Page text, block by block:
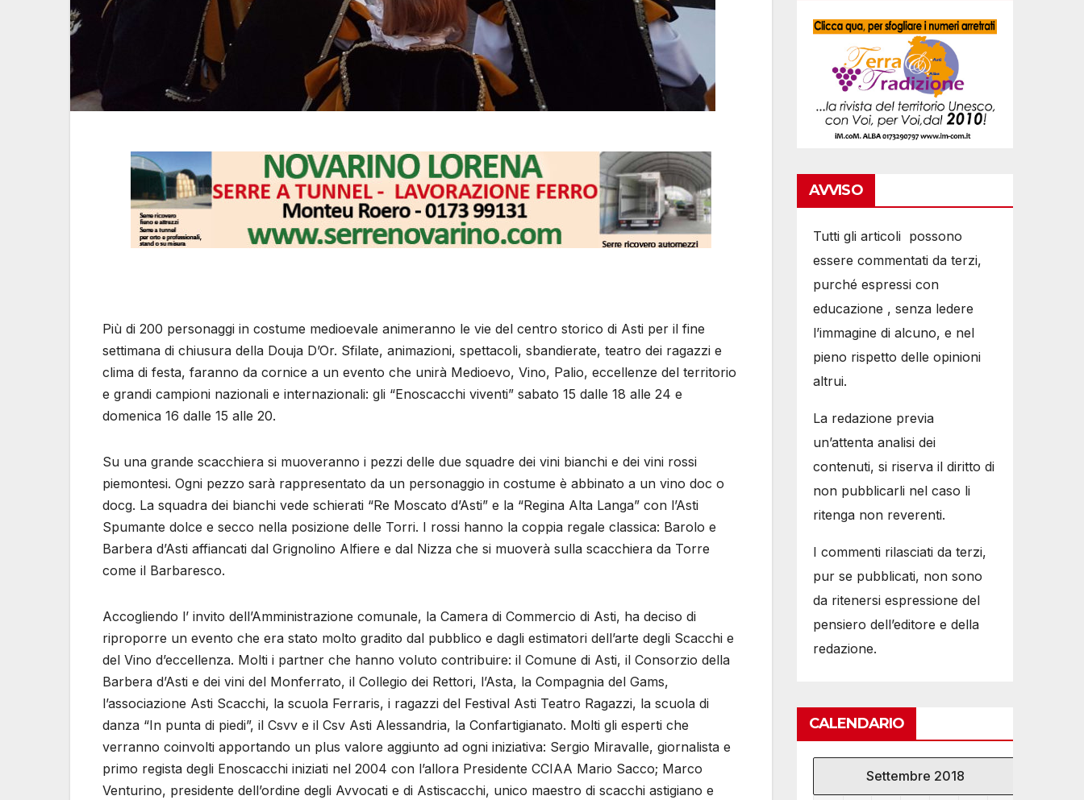
Più di 200 personaggi in costume medioevale animeranno le vie del centro storico di Asti per il fine
settimana di chiusura della Douja D’Or. Sfilate, animazioni, spettacoli, sbandierate, teatro dei ragazzi e
clima di festa, faranno da cornice a un evento che unirà Medioevo, Vino, Palio, eccellenze del territorio
e grandi campioni nazionali e internazionali: gli “Enoscacchi viventi” sabato 15 dalle 18 alle 24 e
domenica 16 dalle 15 alle 20.
Su una grande scacchiera si muoveranno i pezzi delle due squadre dei vini bianchi e dei vini rossi
piemontesi. Ogni pezzo sarà rappresentato da un personaggio in costume è abbinato a un vino doc o
docg. La squadra dei bianchi vede schierati “Re Moscato d’Asti” e la “Regina Alta Langa” con l’Asti
Spumante dolce e secco nella posizione delle Torri. I rossi hanno la coppia regale classica: Barolo e
Barbera d’Asti affiancati dal Grignolino Alfiere e dal Nizza che si muoverà sulla scacchiera da Torre
come il Barbaresco.
Accogliendo l’ invito dell’Amministrazione comunale, la Camera di Commercio di Asti, ha deciso di
riproporre un evento che era stato molto gradito dal pubblico e dagli estimatori dell’arte degli Scacchi e
del Vino d’eccellenza. Molti i partner che hanno voluto contribuire: il Comune di Asti, il Consorzio della
Barbera d’Asti e dei vini del Monferrato, il Collegio dei Rettori, l’Asta, la Compagnia del Gams,
l’associazione Asti Scacchi, la scuola Ferraris, i ragazzi del Festival Asti Teatro Ragazzi, la scuola di
danza “In punta di piedi”, il Csvv e il Csv Asti Alessandria, la Confartigianato. Molti gli esperti che
verranno coinvolti apportando un plus valore aggiunto ad ogni iniziativa: Sergio Miravalle, giornalista e
primo regista degli Enoscacchi iniziati nel 2004 con l’allora Presidente CCIAA Mario Sacco; Marco
Venturino, presidente dell’ordine degli Avvocati e di Astiscacchi, unico maestro di scacchi astigiano e
AVVISO
Tutti gli articoli possono
essere commentati da terzi,
purché espressi con
educazione , senza ledere
l’immagine di alcuno, e nel
pieno rispetto delle opinioni
altrui.
La redazione previa
un’attenta analisi dei
contenuti, si riserva il diritto di
non pubblicarli nel caso li
ritenga non reverenti.
I commenti rilasciati da terzi,
pur se pubblicati, non sono
da ritenersi espressione del
pensiero dell’editore e della
redazione.
CALENDARIO
Settembre 2018